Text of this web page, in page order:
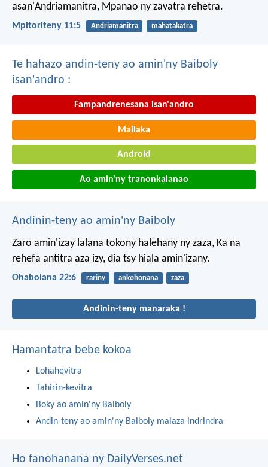
asan'Andriamanitra, Mpanao ny zavatra rehetra.
Mpitoriteny 11:5 Andriamanitra mahatakatra
Te hahazo andin-teny ao amin'ny Baiboly
isan'andro :
Fampandrenesana isan'andro
Mailaka
Android
Ao amin'ny tranonkalanao
Andinin-teny ao amin'ny Baiboly
Zaro amin'izay lalana tokony halehany ny zaza, Ka na
rehefa antitra aza izy, dia tsy hiala amin'izany.
Ohabolana 22:6 rariny ankohonana zaza
Andinin-teny manaraka !
Hamantatra bebe kokoa
Lohahevitra
Tahirin-kevitra
Boky ao amin'ny Baiboly
Andin-teny ao amin'ny Baiboly malaza indrindra
Ho fanohanana ny DailyVerses.net